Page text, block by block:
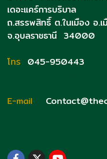
เดอะแคร์การบริบาล
ถ.สรรพสิทธิ์ ต.ในเมือง อ.
จ.อุบลราชธานี 34000
โทร 045-950443
E-mail